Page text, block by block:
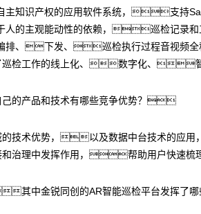
知识产权的应用软件系统，支持
人的主观能动性的依赖，巡检记
排、下发、巡检执行过程音视频
巡检工作的线上化、数字化、
的产品和技术有哪些竞争优势？
技术优势，以及数据中台技术的应
接和治理中发挥作用，帮助用户
其中金锐同创的AR智能巡检平台发挥